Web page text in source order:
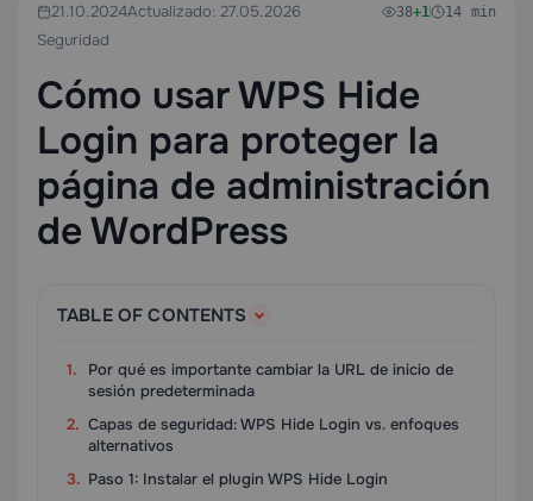
21.10.2024Actualizado: 27.05.2026
Seguridad
38+1 14 min
Cómo usar WPS Hide
Login para proteger la
página de administración
de WordPress
TABLE OF CONTENTS
Por qué es importante cambiar la URL de inicio de
sesión predeterminada
Capas de seguridad: WPS Hide Login vs. enfoques
alternativos
Paso 1: Instalar el plugin WPS Hide Login